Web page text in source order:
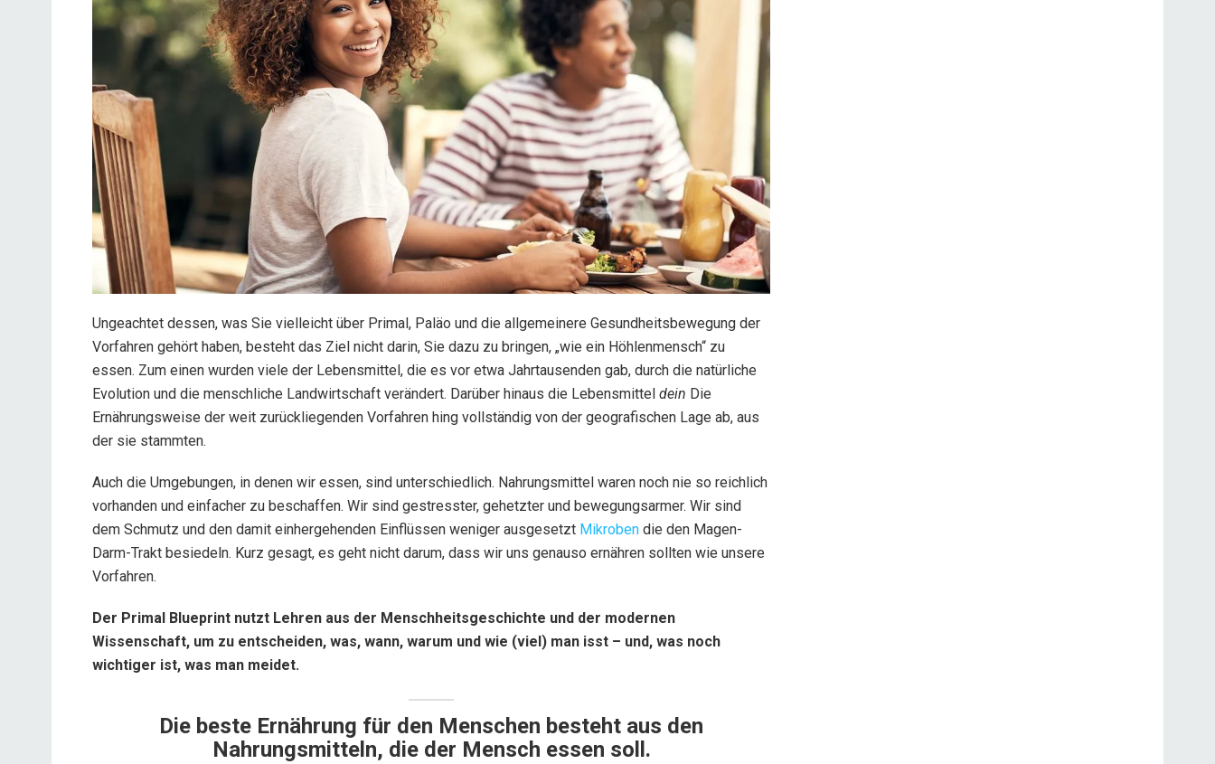
Ungeachtet dessen, was Sie vielleicht über Primal, Paläo und die allgemeinere Gesundheitsbewegung der
Vorfahren gehört haben, besteht das Ziel nicht darin, Sie dazu zu bringen, „wie ein Höhlenmensch“ zu
essen. Zum einen wurden viele der Lebensmittel, die es vor etwa Jahrtausenden gab, durch die natürliche
Evolution und die menschliche Landwirtschaft verändert. Darüber hinaus die Lebensmittel dein Die
Ernährungsweise der weit zurückliegenden Vorfahren hing vollständig von der geografischen Lage ab, aus
der sie stammten.
Auch die Umgebungen, in denen wir essen, sind unterschiedlich. Nahrungsmittel waren noch nie so reichlich
vorhanden und einfacher zu beschaffen. Wir sind gestresster, gehetzter und bewegungsarmer. Wir sind
dem Schmutz und den damit einhergehenden Einflüssen weniger ausgesetzt Mikroben die den Magen-
Darm-Trakt besiedeln. Kurz gesagt, es geht nicht darum, dass wir uns genauso ernähren sollten wie unsere
Vorfahren.
Der Primal Blueprint nutzt Lehren aus der Menschheitsgeschichte und der modernen
Wissenschaft, um zu entscheiden, was, wann, warum und wie (viel) man isst – und, was noch
wichtiger ist, was man meidet.
Die beste Ernährung für den Menschen besteht aus den
Nahrungsmitteln, die der Mensch essen soll.